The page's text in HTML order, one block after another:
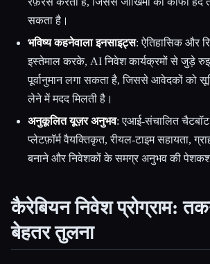
सकता है।
भविष्य कहनेवाला इनसाइट्स: ऐतिहासिक और
इस्तेमाल करके, AI निवेश कार्यक्रमों से जुड़े
पूर्वानुमान लगा सकता है, जिससे आवेदकों को
लेने में मदद मिलती है।
अनुकूलित यूज़र अनुभव: एआई-संचालित
प्लेटफ़ॉर्म वैयक्तिकृत, रीयल-टाइम सहायता,
बनाने और निवेशकों के समग्र अनुभव की
कैरेबियन निवेश प्रोग्राम:
बेहतर तुलना